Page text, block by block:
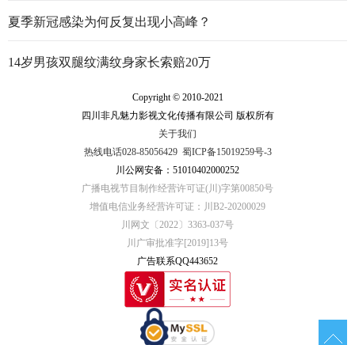
夏季新冠感染为何反复出现小高峰？
14岁男孩双腿纹满纹身家长索赔20万
Copyright © 2010-2021
四川非凡魅力影视文化传播有限公司 版权所有
关于我们
热线电话028-85056429 蜀ICP备15019259号-3
川公网安备：51010402000252
广播电视节目制作经营许可证(川)字第00850号
增值电信业务经营许可证：川B2-20200029
川网文〔2022〕3363-037号
川广审批准字[2019]13号
广告联系QQ443652